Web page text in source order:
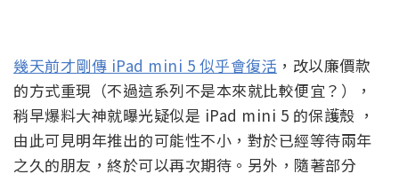
幾天前才剛傳 iPad mini 5 似乎會復活 ，改以廉價款
的方式重現（不過這系列不是本來就比較便宜？），
稍早爆料大神就曝光疑似是 iPad mini 5 的保護殼 ，
由此可見明年推出的可能性不小，對於已經等待兩年
之久的朋友，終於可以再次期待。另外，隨著部分